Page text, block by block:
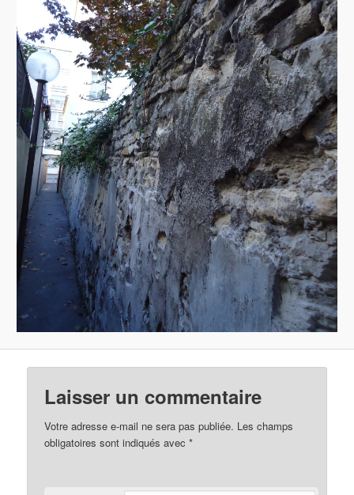
Laisser un commentaire
Votre adresse e-mail ne sera pas publiée. Les champs
obligatoires sont indiqués avec*